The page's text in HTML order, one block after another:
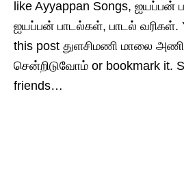
like Ayyappan Songs, ஐயப்பன்
ஐயப்பன் பாடல்கள், பாடல் வரிகள்.
this post துளசிமணி மாலை
சென்றிடுவோம் or bookmark it.
friends…